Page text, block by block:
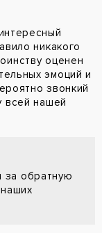
никакого
оценен
эмоций и
звонкий
всей нашей
за обратную